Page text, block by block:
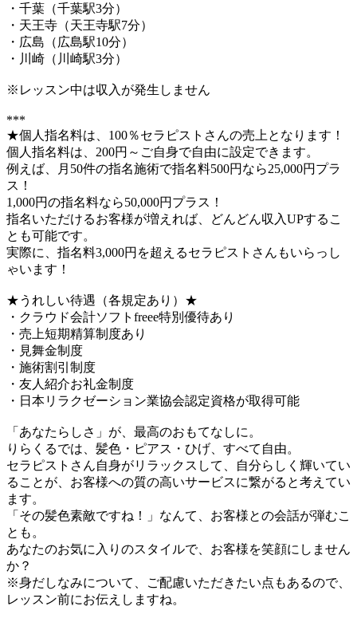
・千葉（千葉駅3分）
・天王寺（天王寺駅7分）
・広島（広島駅10分）
・川崎（川崎駅3分）
※レッスン中は収入が発生しません
***
★個人指名料は、100％セラピストさんの売上となります！
個人指名料は、200円～ご自身で自由に設定できます。
例えば、月50件の指名施術で指名料500円なら25,000円プラ
ス！
1,000円の指名料なら50,000円プラス！
指名いただけるお客様が増えれば、どんどん収入UPするこ
とも可能です。
実際に、指名料3,000円を超えるセラピストさんもいらっし
ゃいます！
★うれしい待遇（各規定あり）★
・クラウド会計ソフトfreee特別優待あり
・売上短期精算制度あり
・見舞金制度
・施術割引制度
・友人紹介お礼金制度
・日本リラクゼーション業協会認定資格が取得可能
「あなたらしさ」が、最高のおもてなしに。
りらくるでは、髪色・ピアス・ひげ、すべて自由。
セラピストさん自身がリラックスして、自分らしく輝いてい
ることが、お客様への質の高いサービスに繋がると考えてい
ます。
「その髪色素敵ですね！」なんて、お客様との会話が弾むこ
とも。
あなたのお気に入りのスタイルで、お客様を笑顔にしません
か？
※身だしなみについて、ご配慮いただきたい点もあるので、
レッスン前にお伝えしますね。